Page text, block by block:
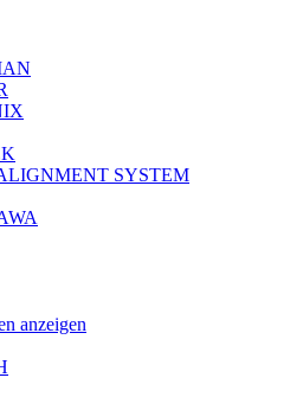
SYSTEM
anzeigen